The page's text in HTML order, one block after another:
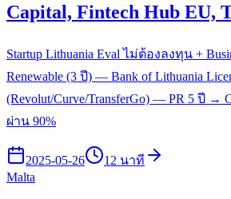
Capital, Fintech Hub EU,
Startup Lithuania Eval ไม่ต้องลงทุน +
Renewable (3 ปี) — Bank of Lithuania
(Revolut/Curve/TransferGo) — PR 5 ปี →
ผ่าน 90%
2025-05-26
12 นาที
Malta